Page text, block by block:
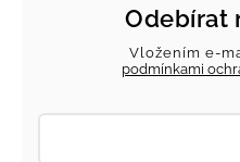
Odebírat
Vložením e-
podmínkami